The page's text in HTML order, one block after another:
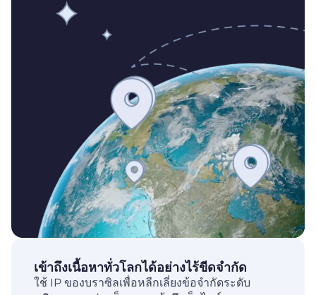
เข้าถึงเนื้อหาทั่วโลกได้อย่างไร้ขีดจำกัด
ใช้ IP ของบราซิลเพื่อหลีกเลี่ยงข้อจำกัดระดับ